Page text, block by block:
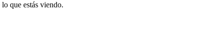
que estás viendo.